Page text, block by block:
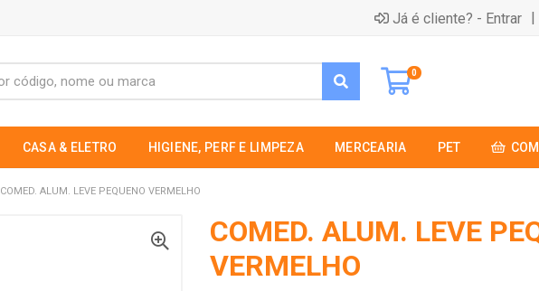
Já é cliente? - Entrar |
0
CASA & ELETRO HIGIENE, PERF E LIMPEZA MERCEARIA PET
COMED. ALUM. LEVE PEQUENO VERMELHO
COMED. ALUM. LEVE
VERMELHO